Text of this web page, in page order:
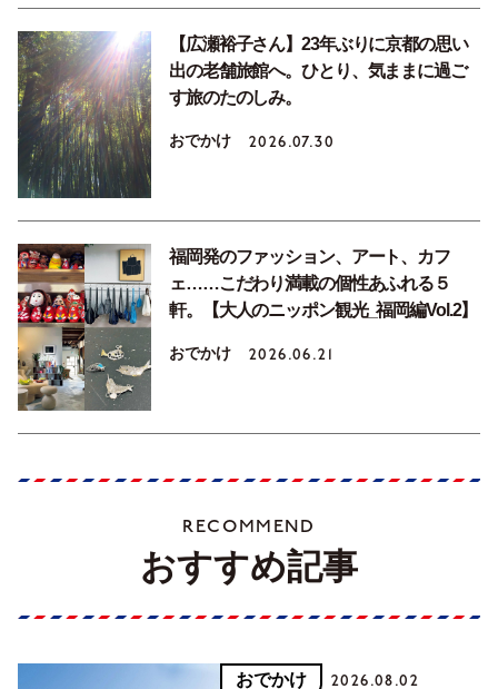
【広瀬裕子さん】23年ぶりに京都の思い
出の老舗旅館へ。ひとり、気ままに過ご
す旅のたのしみ。
おでかけ 2026.07.30
福岡発のファッション、アート、カフ
ェ……こだわり満載の個性あふれる５
軒。【大人のニッポン観光_福岡編Vol.2】
おでかけ 2026.06.21
RECOMMEND
おすすめ記事
おでかけ 2026.08.02